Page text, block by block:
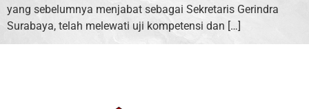
yang sebelumnya menjabat sebagai Sekretaris Gerindra
Surabaya, telah melewati uji kompetensi dan […]